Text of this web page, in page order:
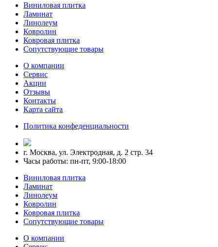
Виниловая плитка
Ламинат
Линолеум
Ковролин
Ковровая плитка
Сопутствующие товары
О компании
Сервис
Акции
Отзывы
Контакты
Карта сайта
Политика конфеденциальности
г. Москва, ул. Электродная, д. 2 стр. 34
Часы работы: пн-пт, 9:00-18:00
Виниловая плитка
Ламинат
Линолеум
Ковролин
Ковровая плитка
Сопутствующие товары
О компании